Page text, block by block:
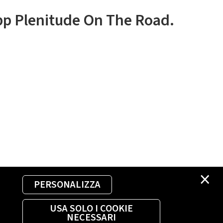
×
PERSONALIZZA
USA SOLO I COOKIE
NECESSARI
Plenitude On The Road.